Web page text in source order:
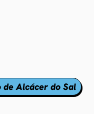
Alcácer do Sal